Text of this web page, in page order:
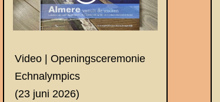
Video | Openingsceremonie
Echnalympics
(23 juni 2026)